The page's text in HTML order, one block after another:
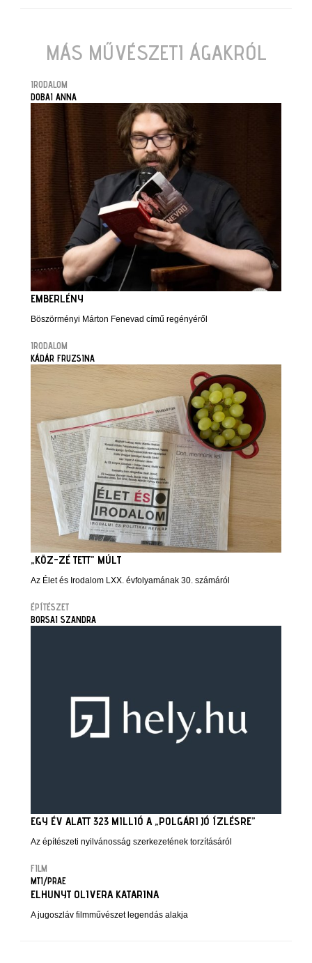
MÁS MŰVÉSZETI ÁGAKRÓL
IRODALOM
DOBAI ANNA
EMBERLÉNY
Böszörményi Márton Fenevad című regényéről
IRODALOM
KÁDÁR FRUZSINA
„KÖZ-ZÉ TETT” MÚLT
Az Élet és Irodalom LXX. évfolyamának 30. számáról
ÉPÍTÉSZET
BORSAI SZANDRA
EGY ÉV ALATT 323 MILLIÓ A „POLGÁRI JÓ ÍZLÉSRE”
Az építészeti nyilvánosság szerkezetének torzításáról
FILM
MTI/PRAE
ELHUNYT OLIVERA KATARINA
A jugoszláv filmművészet legendás alakja